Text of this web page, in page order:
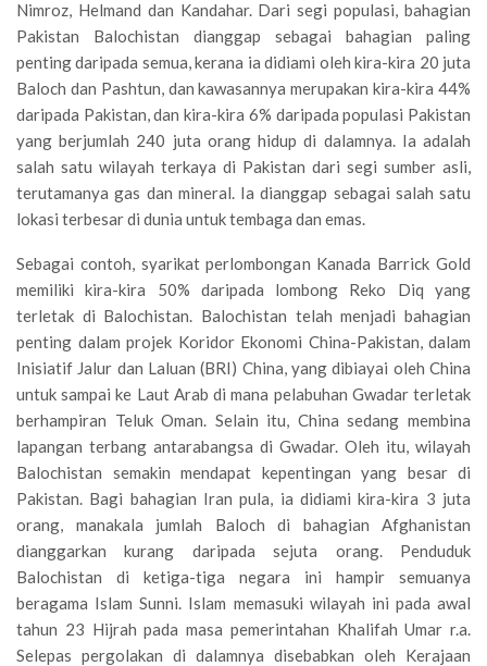
Nimroz, Helmand dan Kandahar. Dari segi populasi, bahagian
Pakistan Balochistan dianggap sebagai bahagian paling
penting daripada semua, kerana ia didiami oleh kira-kira 20 juta
Baloch dan Pashtun, dan kawasannya merupakan kira-kira 44%
daripada Pakistan, dan kira-kira 6% daripada populasi Pakistan
yang berjumlah 240 juta orang hidup di dalamnya. Ia adalah
salah satu wilayah terkaya di Pakistan dari segi sumber asli,
terutamanya gas dan mineral. Ia dianggap sebagai salah satu
lokasi terbesar di dunia untuk tembaga dan emas.
Sebagai contoh, syarikat perlombongan Kanada Barrick Gold
memiliki kira-kira 50% daripada lombong Reko Diq yang
terletak di Balochistan. Balochistan telah menjadi bahagian
penting dalam projek Koridor Ekonomi China-Pakistan, dalam
Inisiatif Jalur dan Laluan (BRI) China, yang dibiayai oleh China
untuk sampai ke Laut Arab di mana pelabuhan Gwadar terletak
berhampiran Teluk Oman. Selain itu, China sedang membina
lapangan terbang antarabangsa di Gwadar. Oleh itu, wilayah
Balochistan semakin mendapat kepentingan yang besar di
Pakistan. Bagi bahagian Iran pula, ia didiami kira-kira 3 juta
orang, manakala jumlah Baloch di bahagian Afghanistan
dianggarkan kurang daripada sejuta orang. Penduduk
Balochistan di ketiga-tiga negara ini hampir semuanya
beragama Islam Sunni. Islam memasuki wilayah ini pada awal
tahun 23 Hijrah pada masa pemerintahan Khalifah Umar r.a.
Selepas pergolakan di dalamnya disebabkan oleh Kerajaan